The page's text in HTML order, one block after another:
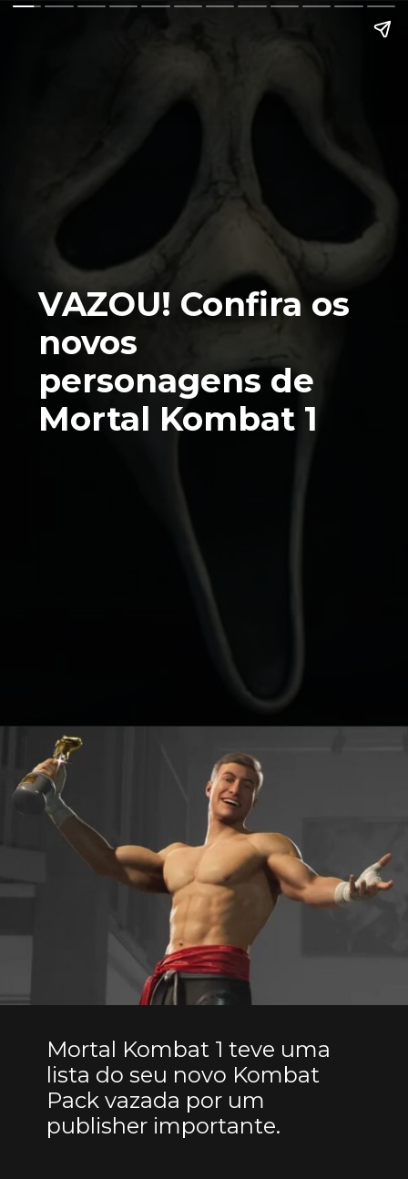
VAZOU! Confira os
novos
personagens de
Mortal Kombat 1
Mortal Kombat 1 teve uma
lista do seu novo Kombat
Pack vazada por um
publisher importante.